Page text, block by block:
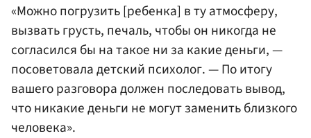
«Можно погрузить [ребенка] в ту атмосферу,
вызвать грусть, печаль, чтобы он никогда не
согласился бы на такое ни за какие деньги, —
посоветовала детский психолог. — По итогу
вашего разговора должен последовать вывод,
что никакие деньги не могут заменить близкого
человека».